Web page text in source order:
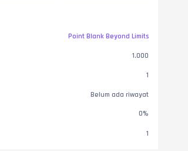
Point Blank Beyond Limits
1.000
1
Belum ada riwayat
0%
1